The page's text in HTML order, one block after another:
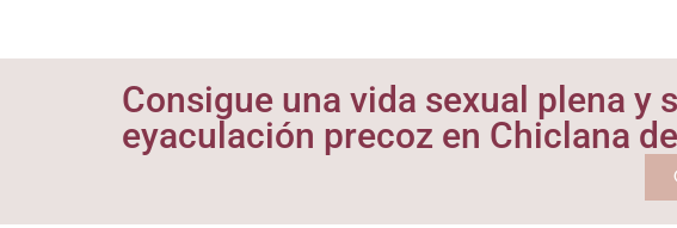
Consigue una vida sexual plena y
eyaculación precoz en Chiclana